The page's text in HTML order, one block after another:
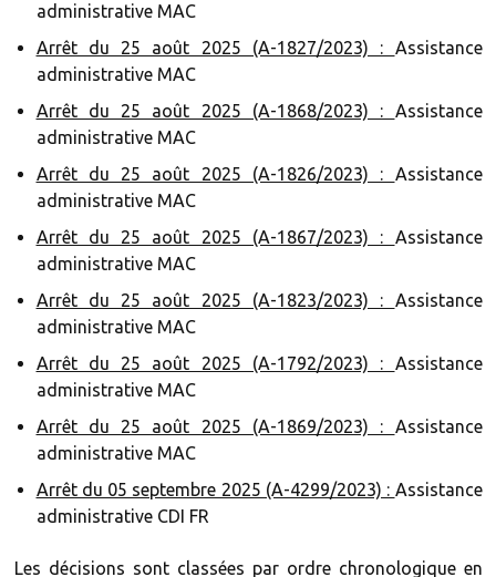
administrative MAC
Arrêt du 25 août 2025 (A-1827/2023) : Assistance
administrative MAC
Arrêt du 25 août 2025 (A-1868/2023) : Assistance
administrative MAC
Arrêt du 25 août 2025 (A-1826/2023) : Assistance
administrative MAC
Arrêt du 25 août 2025 (A-1867/2023) : Assistance
administrative MAC
Arrêt du 25 août 2025 (A-1823/2023) : Assistance
administrative MAC
Arrêt du 25 août 2025 (A-1792/2023) : Assistance
administrative MAC
Arrêt du 25 août 2025 (A-1869/2023) : Assistance
administrative MAC
Arrêt du 05 septembre 2025 (A-4299/2023) : Assistance
administrative CDI FR
Les décisions sont classées par ordre chronologique en